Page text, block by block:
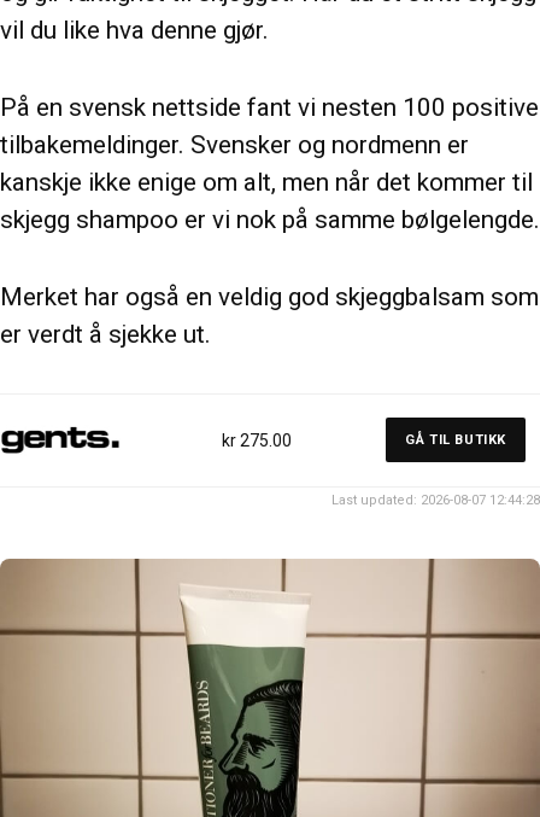
vil du like hva denne gjør.
På en svensk nettside fant vi nesten 100 positive
tilbakemeldinger. Svensker og nordmenn er
kanskje ikke enige om alt, men når det kommer til
skjegg shampoo er vi nok på samme bølgelengde.
Merket har også en veldig god skjeggbalsam som
er verdt å sjekke ut.
kr 275.00 GÅ TIL BUTIKK
Last updated: 2026-08-07 12:44:28